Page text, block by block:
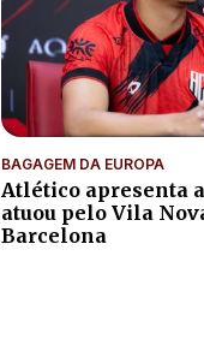
BAGAGEM DA EUROPA
Atlético apresenta
atuou pelo Vila
Barcelona